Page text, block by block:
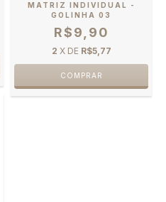
MATRIZ INDIVIDUAL -
GOLINHA 03
R$9,90
2 X DE R$5,77